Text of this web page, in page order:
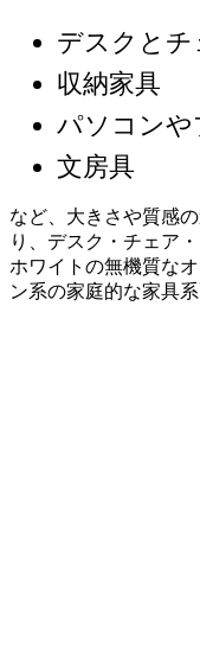
デスクとチ
収納家具
パソコンや
文房具
など、大きさや質感
り、デスク・チェア
ホワイトの無機質な
ン系の家庭的な家具